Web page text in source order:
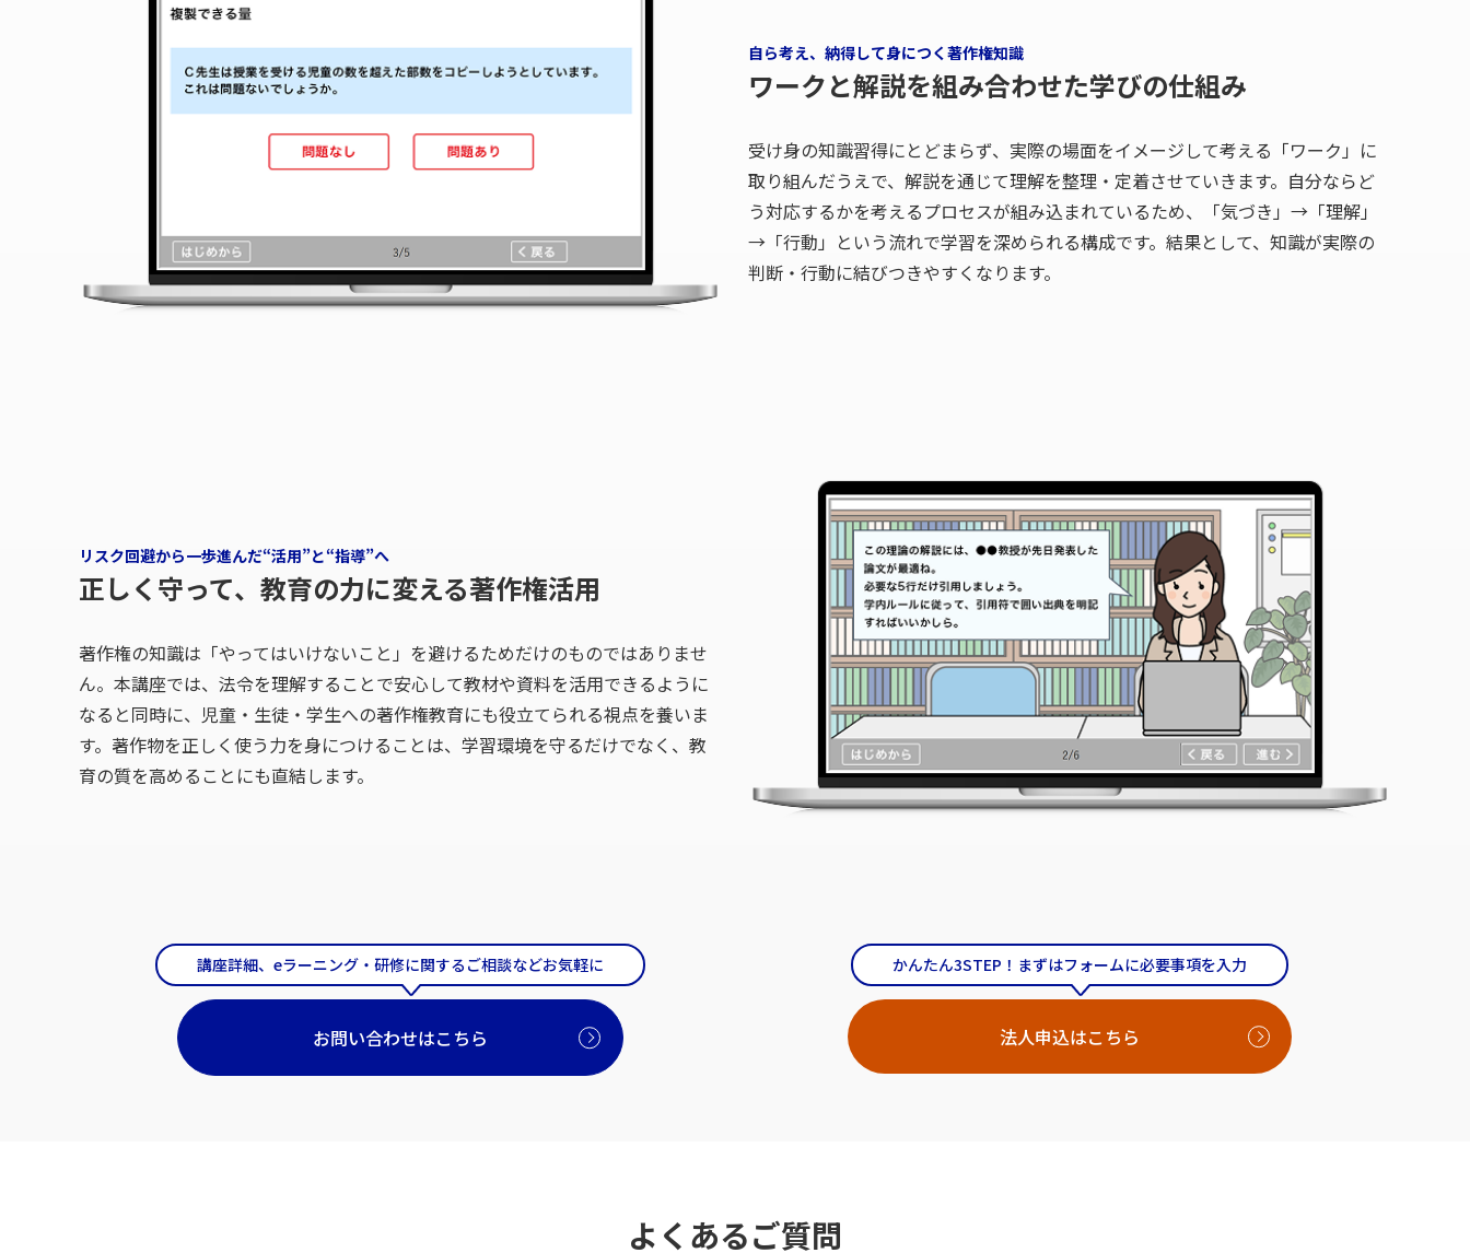
自ら考え、納得して身につく著作権知識
ワークと解説を組み合わせた学びの仕組み
受け身の知識習得にとどまらず、実際の場面をイメージして考える「ワーク」に
取り組んだうえで、解説を通じて理解を整理・定着させていきます。自分ならど
う対応するかを考えるプロセスが組み込まれているため、「気づき」→「理解」
→「行動」という流れで学習を深められる構成です。結果として、知識が実際の
判断・行動に結びつきやすくなります。
リスク回避から一歩進んだ“活用”と“指導”へ
正しく守って、教育の力に変える著作権活用
著作権の知識は「やってはいけないこと」を避けるためだけのものではありませ
ん。本講座では、法令を理解することで安心して教材や資料を活用できるように
なると同時に、児童・生徒・学生への著作権教育にも役立てられる視点を養いま
す。著作物を正しく使う力を身につけることは、学習環境を守るだけでなく、教
育の質を高めることにも直結します。
講座詳細、eラーニング・研修に関するご相談などお気軽に
お問い合わせはこちら
かんたん3STEP！まずはフォームに必要事項を入力
法人申込はこちら
よくあるご質問